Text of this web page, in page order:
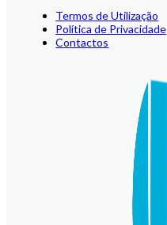
Termos de Utilização
Política de Privacidade
Contactos